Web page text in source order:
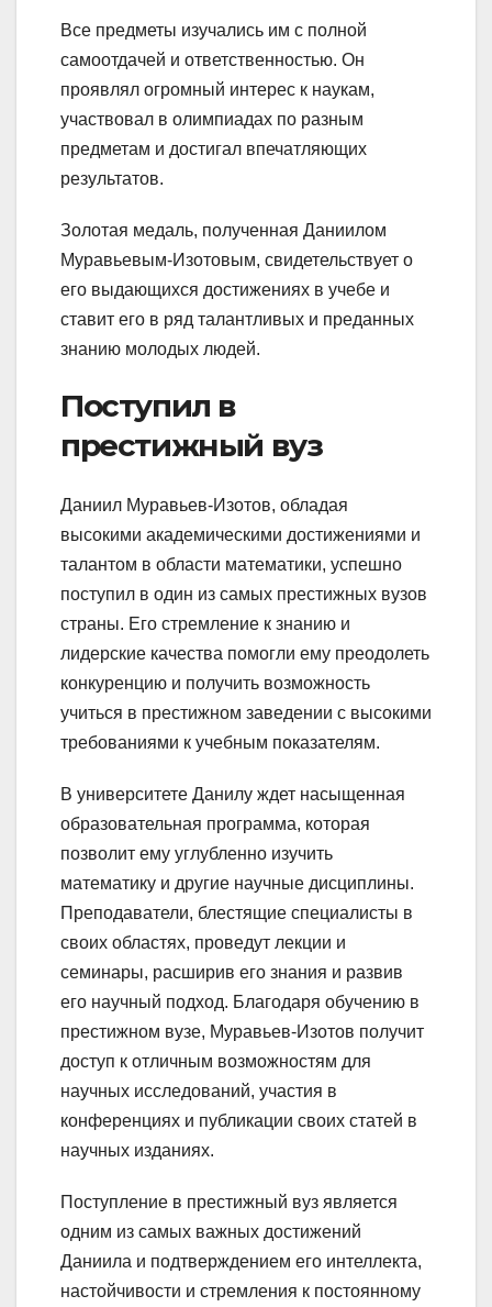
Все предметы изучались им с полной
самоотдачей и ответственностью. Он
проявлял огромный интерес к наукам,
участвовал в олимпиадах по разным
предметам и достигал впечатляющих
результатов.
Золотая медаль, полученная Даниилом
Муравьевым-Изотовым, свидетельствует о
его выдающихся достижениях в учебе и
ставит его в ряд талантливых и преданных
знанию молодых людей.
Поступил в
престижный вуз
Даниил Муравьев-Изотов, обладая
высокими академическими достижениями и
талантом в области математики, успешно
поступил в один из самых престижных вузов
страны. Его стремление к знанию и
лидерские качества помогли ему преодолеть
конкуренцию и получить возможность
учиться в престижном заведении с высокими
требованиями к учебным показателям.
В университете Данилу ждет насыщенная
образовательная программа, которая
позволит ему углубленно изучить
математику и другие научные дисциплины.
Преподаватели, блестящие специалисты в
своих областях, проведут лекции и
семинары, расширив его знания и развив
его научный подход. Благодаря обучению в
престижном вузе, Муравьев-Изотов получит
доступ к отличным возможностям для
научных исследований, участия в
конференциях и публикации своих статей в
научных изданиях.
Поступление в престижный вуз является
одним из самых важных достижений
Даниила и подтверждением его интеллекта,
настойчивости и стремления к постоянному